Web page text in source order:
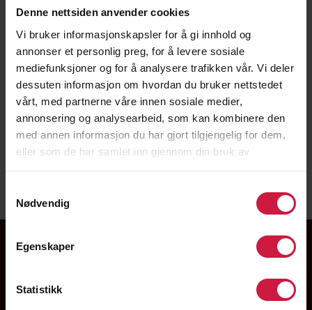
Denne nettsiden anvender cookies
Vi bruker informasjonskapsler for å gi innhold og
annonser et personlig preg, for å levere sosiale
mediefunksjoner og for å analysere trafikken vår. Vi deler
dessuten informasjon om hvordan du bruker nettstedet
vårt, med partnerne våre innen sosiale medier,
annonsering og analysearbeid, som kan kombinere den
med annen informasjon du har gjort tilgjengelig for dem,
eller som de har samlet inn gjennom din bruk av
tjenestene deres.
Nødvendig
Egenskaper
Statistikk
Europe Coaching Certificate). Han har vært
hovedtrener for ulike aldersbestemte landslag,
regionslag, EB-85 (toppserie for kvinner og
aldersbestemte lag) og Sandvika herrer (1.div).
Henning har en karriere bak seg som spiller med 12 år
på norsk toppnivå. Klubber han har spilt for er
Bærums Verk, Bærum Basket og EB-85.
henning@ntg.no
90 87 40 87